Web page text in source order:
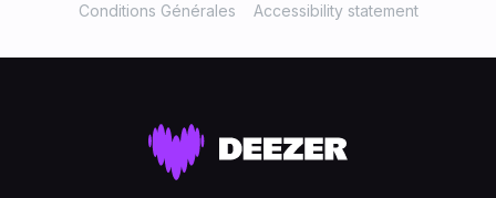
Conditions Générales Accessibility statement